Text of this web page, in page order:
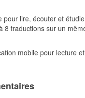
pour lire, écouter et
8 traductions sur un
mobile pour lecture